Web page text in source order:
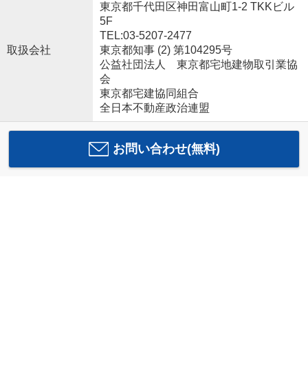
取扱会社
東京都千代田区神田富山町1-2 TKKビル
5F
TEL:03-5207-2477
東京都知事 (2) 第104295号
公益社団法人 東京都宅地建物取引業協
会
東京都宅建協同組合
全日本不動産政治連盟
お問い合わせ(無料)